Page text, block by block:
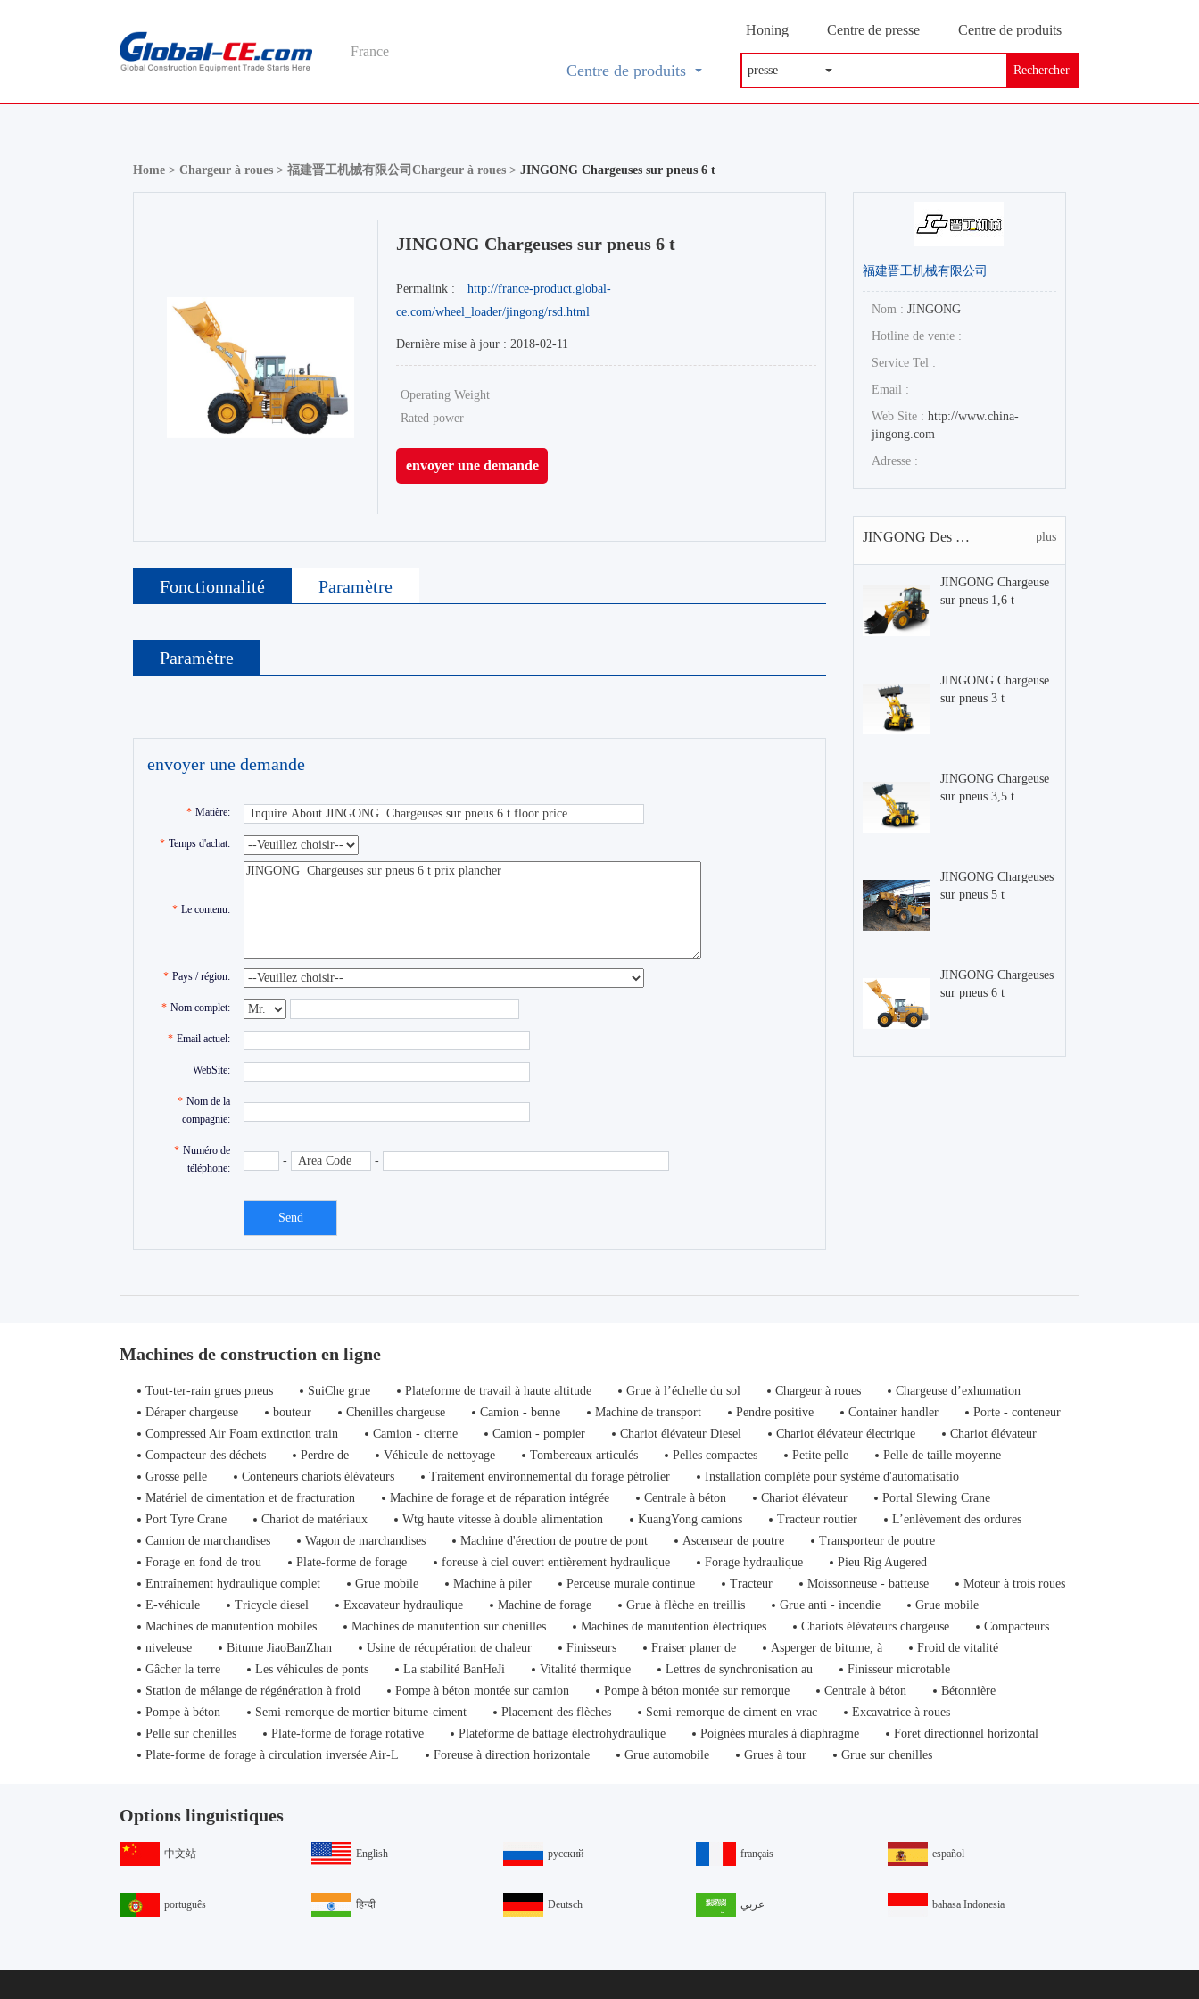
France
Honing Centre de presse Centre de produits
Rechercher
Centre de produits
Home >Chargeur à roues >福建晋工机械有限公司Chargeur à roues >JINGONG Chargeuses sur pneus 6 t
JINGONG Chargeuses sur pneus 6 t
Permalink :
http://france-product.global-
ce.com/wheel_loader/jingong/rsd.html
Dernière mise à jour : 2018-02-11
Operating Weight
Rated power
envoyer une demande
Fonctionnalité Paramètre
Paramètre
envoyer une demande
* Matière:
* Temps d'achat:
* Le contenu:
* Pays / région:
* Nom complet:
* Email actuel:
WebSite:
* Nom de la
compagnie:
* Numéro de
téléphone:
- -
福建晋工机械有限公司
Nom : JINGONG
Hotline de vente :
Service Tel :
Email :
Web Site : http://www.china-
jingong.com
Adresse :
JINGONG Des produits plus
JINGONG Chargeuse
sur pneus 1,6 t
JINGONG Chargeuse
sur pneus 3 t
JINGONG Chargeuse
sur pneus 3,5 t
JINGONG Chargeuses
sur pneus 5 t
JINGONG Chargeuses
sur pneus 6 t
Machines de construction en ligne
Tout-ter-rain grues pneus SuiChe grue Plateforme de travail à haute altitude Grue à l’échelle du sol Chargeur à roues
Chargeuse d’exhumation
Déraper chargeuse
bouteur Chenilles chargeuse Camion - benne Machine de transport Pendre positive Container handler
Porte - conteneur
Compressed Air Foam extinction train
Camion - citerne Camion - pompier Chariot élévateur Diesel Chariot élévateur électrique
Chariot élévateur
Compacteur des déchets
Perdre de Véhicule de nettoyage Tombereaux articulés Pelles compactes Petite pelle
Pelle de taille moyenne
Grosse pelle
Conteneurs chariots élévateurs Traitement environnemental du forage pétrolier
Installation complète pour système d'automatisatio
Matériel de cimentation et de fracturation
Machine de forage et de réparation intégrée Centrale à béton Chariot élévateur
Portal Slewing Crane
Port Tyre Crane
Chariot de matériaux Wtg haute vitesse à double alimentation KuangYong camions Tracteur routier
L’enlèvement des ordures
Camion de marchandises
Wagon de marchandises Machine d'érection de poutre de pont Ascenseur de poutre
Transporteur de poutre
Forage en fond de trou
Plate-forme de forage foreuse à ciel ouvert entièrement hydraulique Forage hydraulique
Pieu Rig Augered
Entraînement hydraulique complet
Grue mobile Machine à piler Perceuse murale continue Tracteur Moissonneuse - batteuse
Moteur à trois roues
E-véhicule
Tricycle diesel Excavateur hydraulique Machine de forage Grue à flèche en treillis Grue anti - incendie
Grue mobile
Machines de manutention mobiles
Machines de manutention sur chenilles Machines de manutention électriques Chariots élévateurs chargeuse
Compacteurs
niveleuse
Bitume JiaoBanZhan Usine de récupération de chaleur Finisseurs Fraiser planer de Asperger de bitume, à
Froid de vitalité
Gâcher la terre
Les véhicules de ponts La stabilité BanHeJi Vitalité thermique Lettres de synchronisation au
Finisseur microtable
Station de mélange de régénération à froid
Pompe à béton montée sur camion Pompe à béton montée sur remorque Centrale à béton
Bétonnière
Pompe à béton
Semi-remorque de mortier bitume-ciment Placement des flèches Semi-remorque de ciment en vrac
Excavatrice à roues
Pelle sur chenilles
Plate-forme de forage rotative Plateforme de battage électrohydraulique Poignées murales à diaphragme
Foret directionnel horizontal
Plate-forme de forage à circulation inversée Air-L
Foreuse à direction horizontale Grue automobile Grues à tour Grue sur chenilles
Options linguistiques
中文站 English русский français español
português हिन्दी Deutsch عربي bahasa Indonesia